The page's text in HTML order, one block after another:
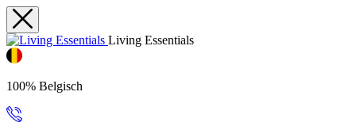
Living Essentials
100% Belgisch